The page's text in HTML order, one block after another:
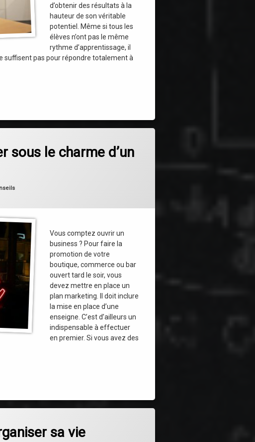
d’obtenir des résultats à la
hauteur de son véritable
potentiel. Même si tous les
élèves n’ont pas le même
rythme d’apprentissage, il
suffisent pas pour répondre totalement à
sous le charme d’un
Vous comptez ouvrir un
business ? Pour faire la
promotion de votre
boutique, commerce ou bar
ouvert tard le soir, vous
devez mettre en place un
plan marketing. Il doit inclure
la mise en place d’une
enseigne. C’est d’ailleurs un
indispensable à effectuer
en premier. Si vous avez des
sa vie